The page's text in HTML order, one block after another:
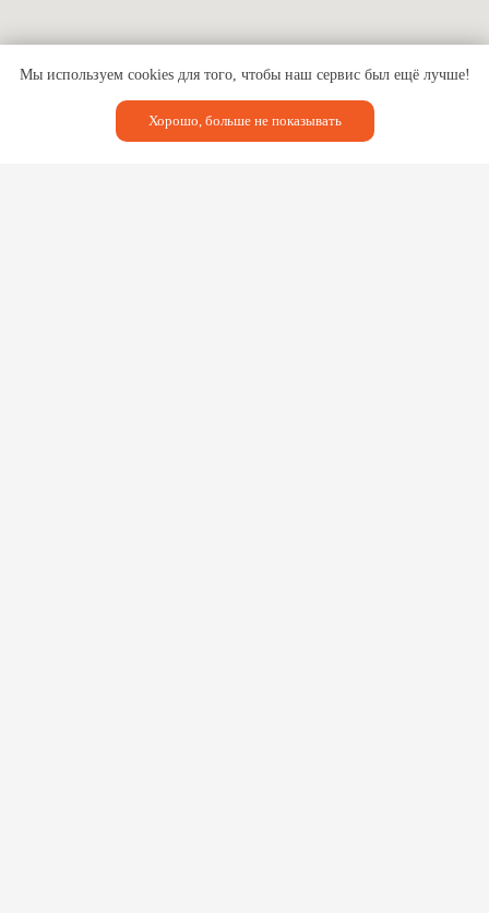
Мы используем cookies для того, чтобы наш сервис был ещё лучше!
Хорошо, больше не показывать